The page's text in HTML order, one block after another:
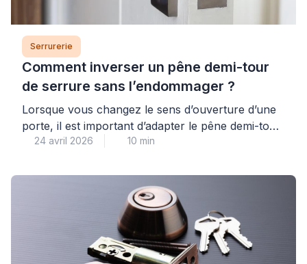
Serrurerie
Comment inverser un pêne demi-tour
de serrure sans l’endommager ?
Lorsque vous changez le sens d’ouverture d’une
porte, il est important d’adapter le pêne demi-tour
de la serrure. Cette intervention rapide demande
mécanisme. Un professionnel qualifié peut réaliser
cette opération en quelques minutes. Vous
pouvez aussi le faire vous-même en suivant les
bonnes pratiques du secteur. Ce guide […]
24 avril 2026 10 min